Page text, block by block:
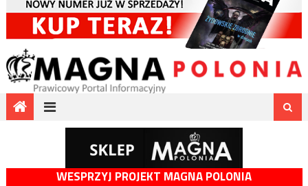
WESPRZYJ PROJEKT MAGNA POLONIA